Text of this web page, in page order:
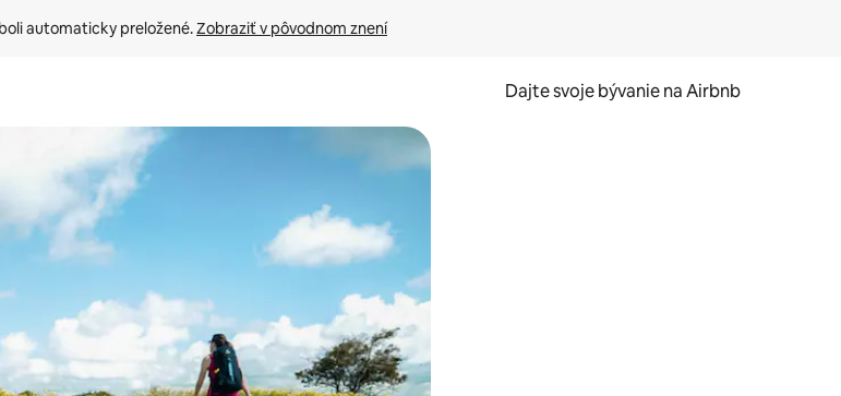
automaticky preložené. Zobraziť v pôvodnom znení
Dajte svoje bývanie na Airbnb